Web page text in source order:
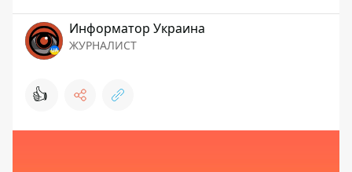
Информатор Украина
ЖУРНАЛИСТ
👍